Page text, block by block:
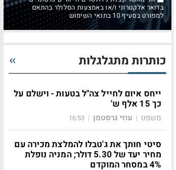
בדואר אלקטרוני ו/או באמצעות הסלולר בהתאם
למפורט בסעיף 10 בתנאי השימוש
כותרות מתגלגלות
ייחס איום לחייל צה"ל בטעות - וישלם על
כך 15 אלף ש'
משפט | עוזי גרסטמן |
16:53
סיטי חותך את ג'טבלו להמלצת מכירה עם
מחיר יעד של 5.30 דולר; המניה נופלת
4% במסחר המוקדם